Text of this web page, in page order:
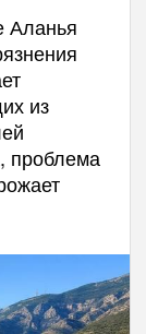
Аланья
из
проблема